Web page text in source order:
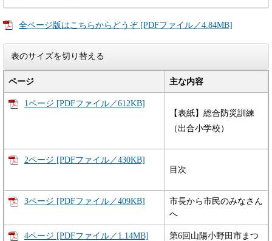
全ページ版はこちらからどうぞ [PDFファイル／4.84MB]
表のサイズを切り替える
ページ 主な内容
1ページ [PDFファイル／612KB]
【表紙】総合防災訓練
（出合小学校）
2ページ [PDFファイル／430KB]
目次
3ページ [PDFファイル／409KB]
市長から市民のみなさん
へ
4ページ [PDFファイル／1.14MB]
第6回山陽小野田市まつ